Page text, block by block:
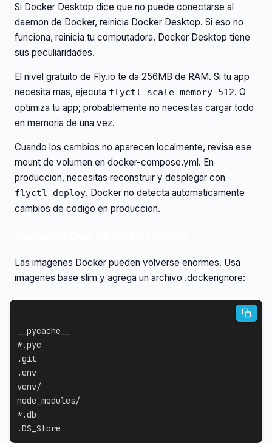
Si Docker Desktop dice que no puede conectarse al
daemon de Docker, reinicia Docker Desktop. Si eso no
funciona, reinicia tu computadora. Docker Desktop tiene
sus peculiaridades.
El nivel gratuito de Fly.io te da 256MB de RAM. Si tu app
necesita mas, ejecuta flyctl scale memory 512. O
optimiza tu app; probablemente no necesitas cargar todo
en memoria de una vez.
Cuando los cambios no aparecen localmente, revisa ese
mount de volumen en docker-compose.yml. En
produccion, necesitas reconstruir y desplegar con
flyctl deploy. Docker no detecta automaticamente
cambios de codigo en produccion.
Las imagenes Docker pueden volverse enormes. Usa
imagenes base slim y agrega un archivo .dockerignore:
__pycache__
*.pyc
.git
.env
venv/
node_modules/
*.db
.DS_Store